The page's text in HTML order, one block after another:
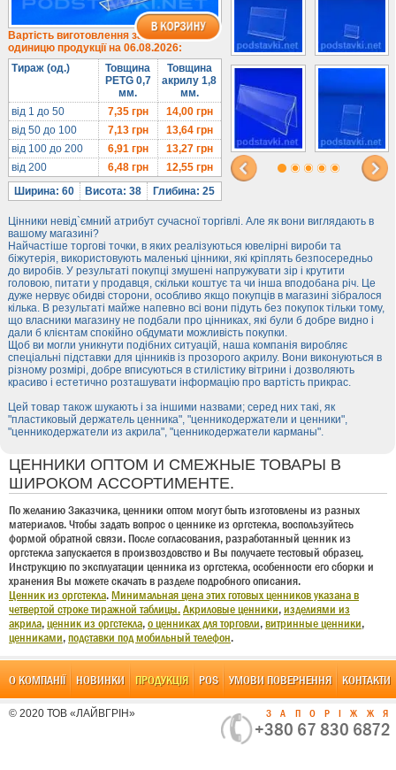
Для хот-догів
Лототрони
Ящики з акрилу
Цінники
Засоби захисту
Інформ. стенди
Підлогові стійки
ЦЕННИКИ ОПТОМ И СМЕЖНЫЕ ТОВАРЫ В
ШИРОКОМ АССОРТИМЕНТЕ.
По желанию Заказчика, ценники оптом могут быть изготовлены из разных
материалов. Чтобы задать вопрос о ценнике из оргстекла, воспользуйтесь
формой обратной связи. После согласования, разработанный ценник из
оргстекла запускается в произвоздовство и Вы получаете тестовый образец.
Инструкцию по эксплуатации ценника из оргстекла, особенности его сборки и
хранения Вы можете скачать в разделе подробного описания.
Ценник из оргстекла.Минимальная цена этих готовых ценников указана в
четвертой строке тиражной таблицы.Акриловые ценники,изделиями из
акрила,ценник из оргстекла,о ценниках для торговли,витринные ценники,
ценниками,подставки под мобильный телефон.
Вартість виготовлення за
одиницю продукції на 06.08.2026:
Тираж (од.)
Товщина
PETG 0,7
мм.
Товщина
акрилу 1,8
мм.
від 1 до 50
7,35грн 14,00грн
від 50 до 100
7,13грн 13,64грн
від 100 до 200
6,91грн 13,27грн
від 200
6,48грн 12,55грн
Ширина: 60
Висота: 38 Глибина: 25
Цінники невід`ємний атрибут сучасної торгівлі. Але як вони виглядають в
вашому магазині?
Найчастіше торгові точки, в яких реалізуються ювелірні вироби та
біжутерія, використовують маленькі цінники, які кріплять безпосередньо
до виробів. У результаті покупці змушені напружувати зір і крутити
головою, питати у продавця, скільки коштує та чи інша вподобана річ. Це
дуже нервує обидві сторони, особливо якщо покупців в магазині зібралося
кілька. В результаті майже напевно всі вони підуть без покупок тільки тому,
що власники магазину не подбали про цінниках, які були б добре видно і
дали б клієнтам спокійно обдумати можливість покупки.
Щоб ви могли уникнути подібних ситуацій, наша компанія виробляє
спеціальні підставки для цінників із прозорого акрилу. Вони виконуються в
різному розмірі, добре вписуються в стилістику вітрини і дозволяють
красиво і естетично розташувати інформацію про вартість прикрас.
Цей товар також шукають і за іншими назвами; серед них такі, як
"пластиковый держатель ценника", "ценникодержатели и ценники",
"ценникодержатели из акрила", "ценникодержатели карманы".
О КОМПАНІЇ НОВИНКИ ПРОДУКЦІЯ POS УМОВИ ПОВЕРНЕННЯ КОНТАКТИ
© 2020 ТОВ «ЛАЙВГРІН» ЗАПОРІЖЖЯ
+380 67 830 6872